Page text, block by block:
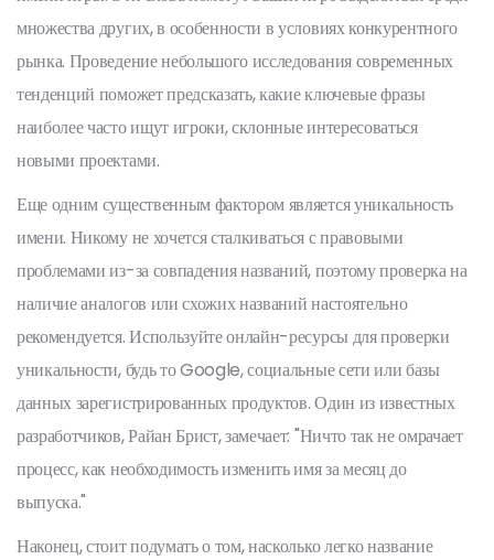
множества других, в особенности в условиях конкурентного
рынка. Проведение небольшого исследования современных
тенденций поможет предсказать, какие ключевые фразы
наиболее часто ищут игроки, склонные интересоваться
новыми проектами.
Еще одним существенным фактором является уникальность
имени. Никому не хочется сталкиваться с правовыми
проблемами из-за совпадения названий, поэтому проверка на
наличие аналогов или схожих названий настоятельно
рекомендуется. Используйте онлайн-ресурсы для проверки
уникальности, будь то Google, социальные сети или базы
данных зарегистрированных продуктов. Один из известных
разработчиков, Райан Брист, замечает: "Ничто так не омрачает
процесс, как необходимость изменить имя за месяц до
выпуска."
Наконец, стоит подумать о том, насколько легко название